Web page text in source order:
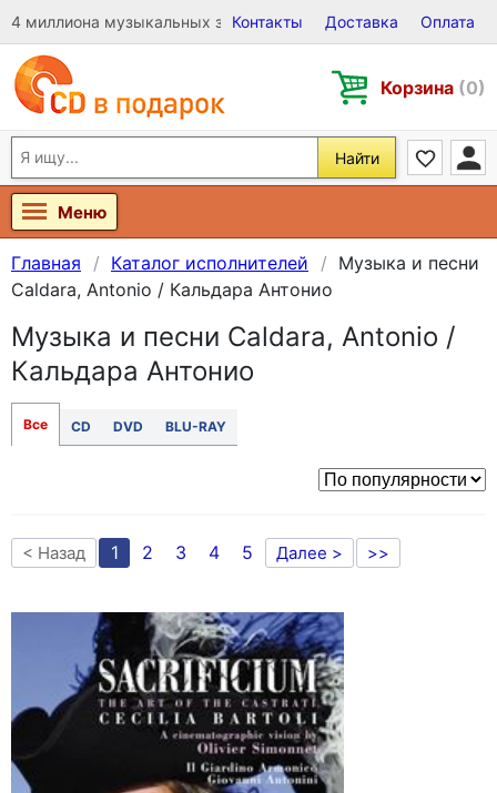
4 миллиона музыкальных записей на Виниле, CD и DVD
Контакты Доставка Оплата
Корзина (0)
Найти
Меню
Главная Каталог исполнителей
Музыка и песни
Caldara, Antonio / Кальдара Антонио
Музыка и песни Caldara, Antonio /
Кальдара Антонио
Все CD DVD BLU-RAY
< Назад 1 2 3 4 5 Далее > >>